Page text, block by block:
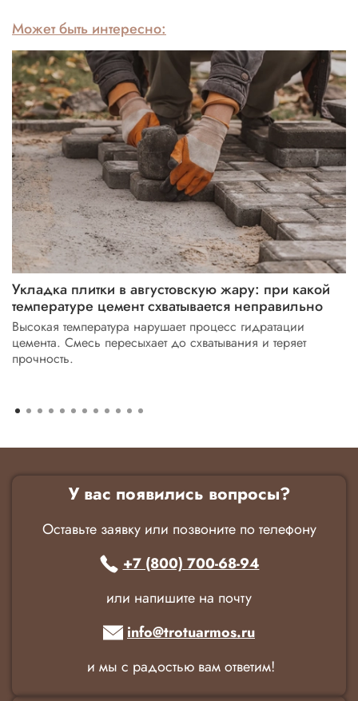
Может быть интересно:
Укладка плитки в августовскую жару: при какой
температуре цемент схватывается неправильно
Высокая температура нарушает процесс гидратации
цемента. Смесь пересыхает до схватывания и теряет
прочность.
У вас появились вопросы?
Оставьте заявку или позвоните по телефону
+7 (800) 700-68-94
или напишите на почту
info@trotuarmos.ru
и мы с радостью вам ответим!